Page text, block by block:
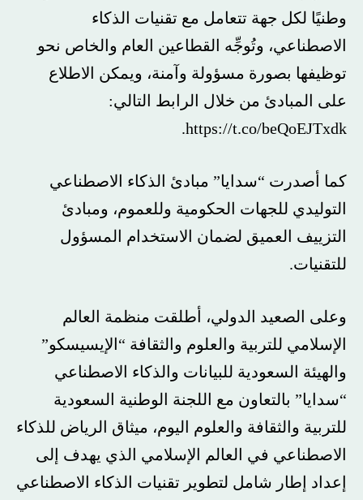
وطنيًا لكل جهة تتعامل مع تقنيات الذكاء
الاصطناعي، وتُوجِّه القطاعين العام والخاص نحو
توظيفها بصورة مسؤولة وآمنة، ويمكن الاطلاع
على المبادئ من خلال الرابط التالي:
https://t.co/beQoEJTxdk.
كما أصدرت “سدايا” مبادئ الذكاء الاصطناعي
التوليدي للجهات الحكومية وللعموم، ومبادئ
التزييف العميق لضمان الاستخدام المسؤول
للتقنيات.
وعلى الصعيد الدولي، أطلقت منظمة العالم
الإسلامي للتربية والعلوم والثقافة “الإيسيسكو”
والهيئة السعودية للبيانات والذكاء الاصطناعي
“سدايا” بالتعاون مع اللجنة الوطنية السعودية
للتربية والثقافة والعلوم اليوم، ميثاق الرياض للذكاء
الاصطناعي في العالم الإسلامي الذي يهدف إلى
إعداد إطار شامل لتطوير تقنيات الذكاء الاصطناعي